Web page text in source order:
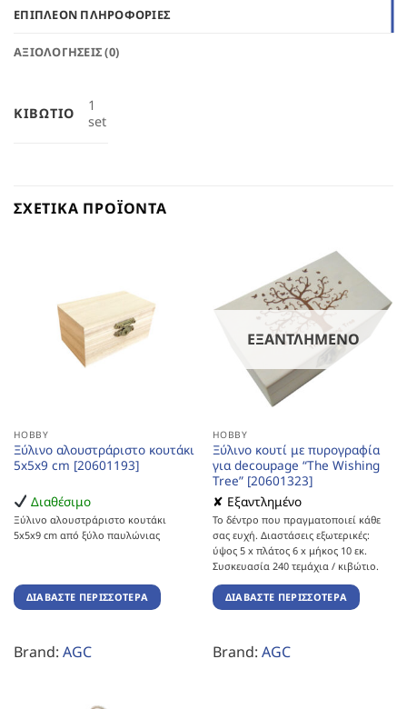
ΕΠΙΠΛΈΟΝ ΠΛΗΡΟΦΟΡΊΕΣ
ΑΞΙΟΛΟΓΉΣΕΙΣ (0)
ΚΙΒΏΤΙΟ
1
set
ΣΧΕΤΙΚΆ ΠΡΟΪΌΝΤΑ
HOBBY
Ξύλινο αλουστράριστο κουτάκι
5x5x9 cm [20601193]
Διαθέσιμο
Ξύλινο αλουστράριστο κουτάκι
5x5x9 cm από ξύλο παυλώνιας
ΔΙΑΒΆΣΤΕ ΠΕΡΙΣΣΌΤΕΡΑ
Brand: AGC
ΕΞΑΝΤΛΗΜΈΝΟ
HOBBY
Ξύλινο κουτί με πυρογραφία
για decoupage “The Wishing
Tree” [20601323]
✘ Εξαντλημένο
Το δέντρο που πραγματοποιεί κάθε
σας ευχή. Διαστάσεις εξωτερικές:
ύψος 5 x πλάτος 6 x μήκος 10 εκ.
Συσκευασία 240 τεμάχια / κιβώτιο.
ΔΙΑΒΆΣΤΕ ΠΕΡΙΣΣΌΤΕΡΑ
Brand: AGC